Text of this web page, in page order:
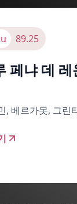
89.25
페냐 데
, 베르가못, 그린